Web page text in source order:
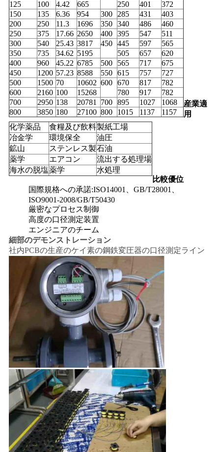
125
100 4.42 665 250 401
372
150
135 6.36 954 300 285 431
403
200
250 11.3 1696 350 340 486
460
250
375 17.66 2650 400 395 547
511
300
540 25.43 3817 450 445 597
565
350
735 34.62 5195 505 657
620
400
960 45.22 6785 500 565 717
675
450
1200 57.23 8588 550 615 757
727
500
1500 70 10602 600 670 817
782
600
2160 100 15268 780 917
782
700
2950 138 20781 700 895 1027
1068
800
3850 180 27100 800 1015 1137 1157
産業適
用
化学薬品
食糧及び飲料製紙工場
冶金学
環境保全
油圧
鉱山
ステンレス製石油
薬学
エアコン
流出する処理場
海水の脱塩薬学
水処理
比較優位
国際規格への承諾:ISO14001、GB/T28001、
ISO9001-2008/GB/T50430
厳密なプロセス制御
高度の口径測定装置
エンジニアのチーム
細部のデモンストレーション
社内PCBの生産のケイ素の鋼鉄変圧器の口径測定ライン